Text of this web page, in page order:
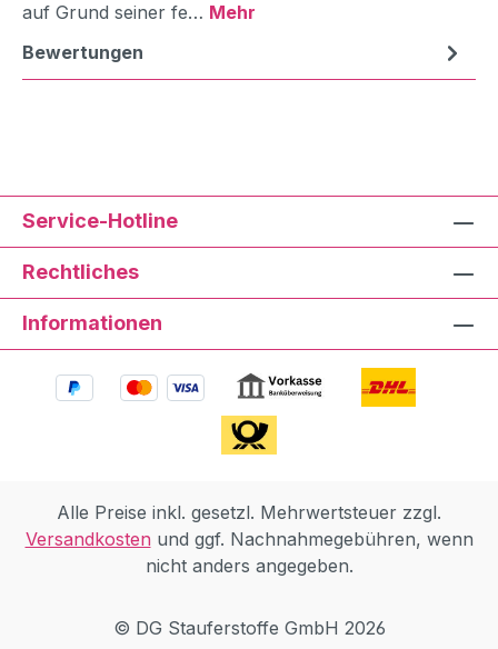
auf Grund seiner fe… Mehr
Bewertungen
Service-Hotline
Rechtliches
Informationen
Alle Preise inkl. gesetzl. Mehrwertsteuer zzgl.
Versandkosten und ggf. Nachnahmegebühren, wenn
nicht anders angegeben.
© DG Stauferstoffe GmbH 2026